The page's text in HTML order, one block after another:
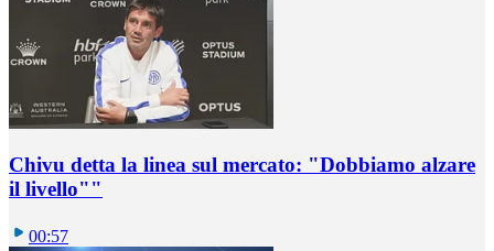
Chivu detta la linea sul mercato: "Dobbiamo alzare
il livello""
00:57